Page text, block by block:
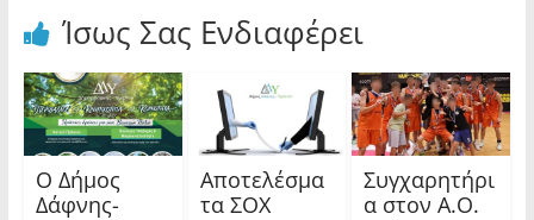
Ίσως Σας Ενδιαφέρει
Ο Δήμος
Δάφνης-
Αποτελέσμα
τα ΣΟΧ
Συγχαρητήρι
α στον Α.Ο.